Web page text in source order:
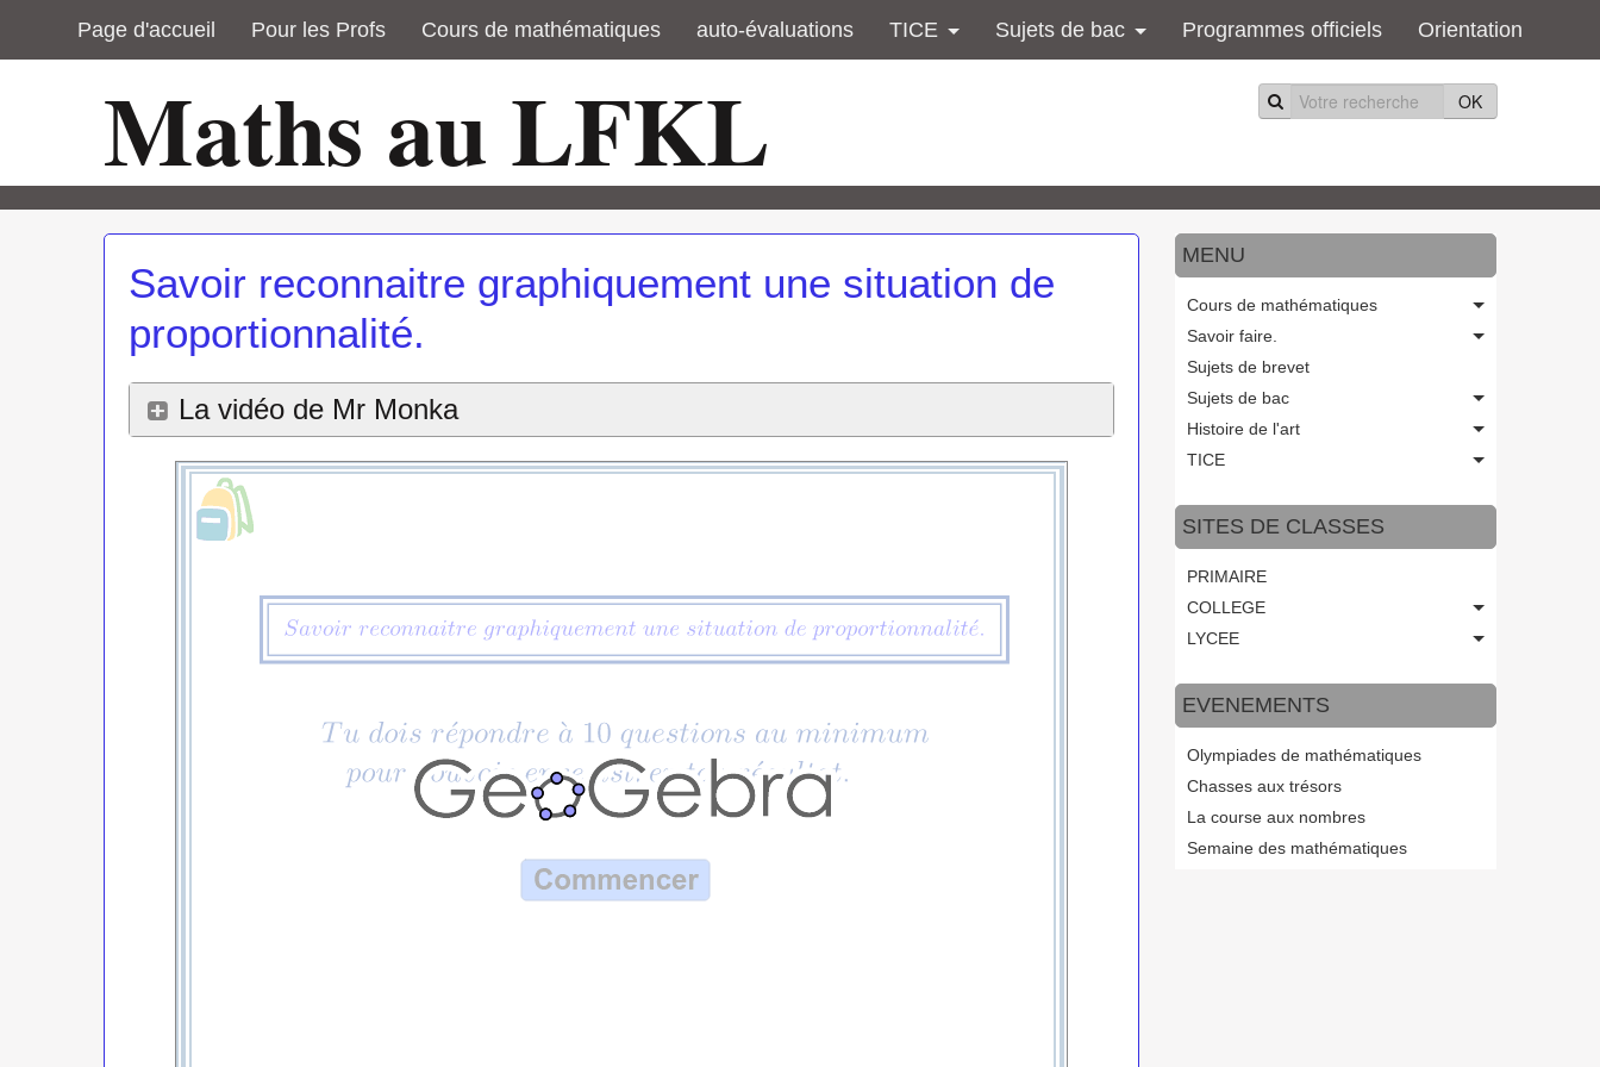
Page d'accueil Pour les Profs Cours de mathématiques auto-évaluations TICE Sujets de bac Programmes officiels Orientation
OK
Maths au LFKL
Savoir reconnaitre graphiquement une situation de
proportionnalité.
La vidéo de Mr Monka
MENU
Cours de mathématiques
Savoir faire.
Sujets de brevet
Sujets de bac
Histoire de l'art
TICE
SITES DE CLASSES
PRIMAIRE
COLLEGE
LYCEE
EVENEMENTS
Olympiades de mathématiques
Chasses aux trésors
La course aux nombres
Semaine des mathématiques